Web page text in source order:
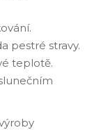
pestré stravy.
teplotě.
výroby